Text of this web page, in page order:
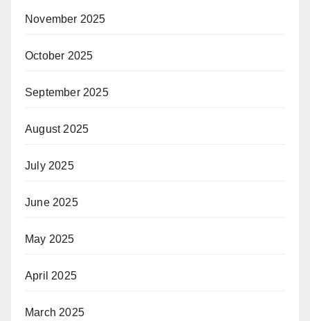
November 2025
October 2025
September 2025
August 2025
July 2025
June 2025
May 2025
April 2025
March 2025